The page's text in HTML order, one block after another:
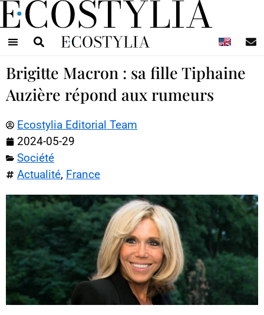
Brigitte Macron : sa fille Tiphaine
Auzière répond aux rumeurs
Ecostylia Editorial Team
2024-05-29
Société
Actualité, France